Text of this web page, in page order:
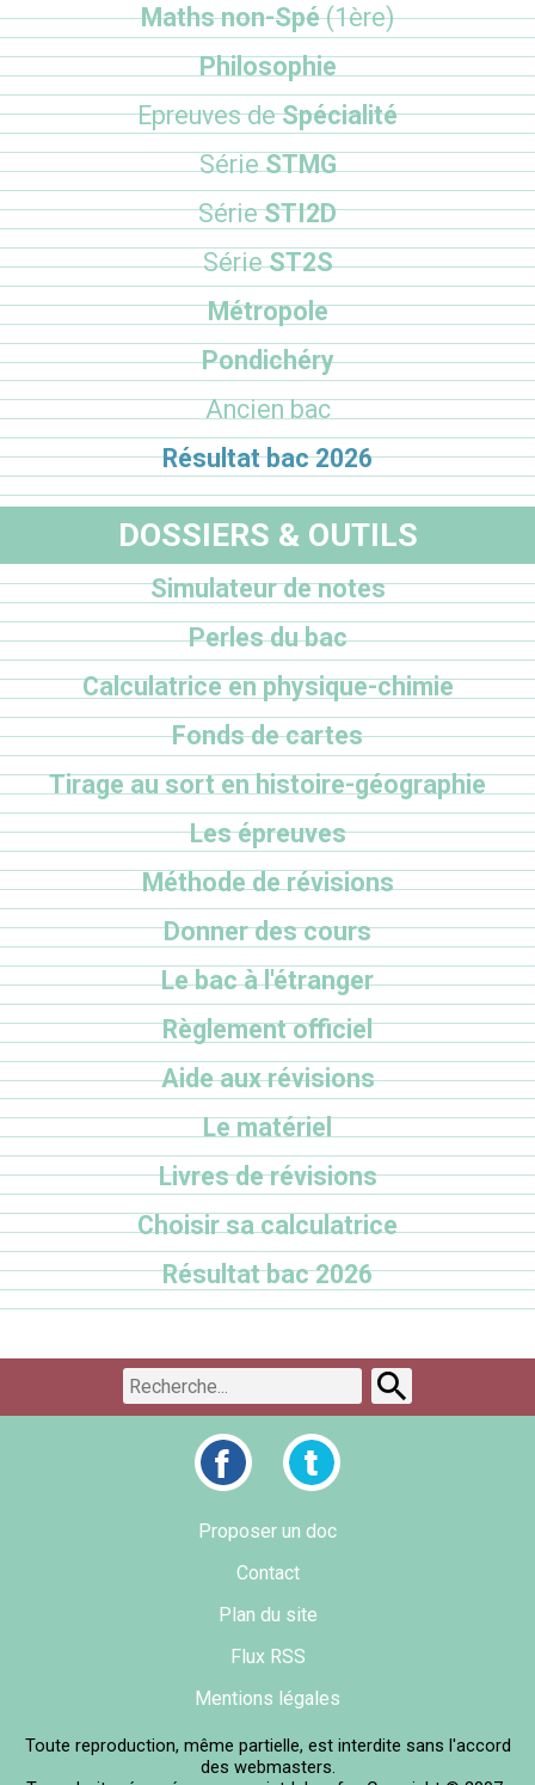
Maths non-Spé(1ère)
Philosophie
Epreuves deSpécialité
SérieSTMG
SérieSTI2D
SérieST2S
Métropole
Pondichéry
Ancien bac
Résultat bac 2026
DOSSIERS & OUTILS
Simulateur de notes
Perles du bac
Calculatrice en physique-chimie
Fonds de cartes
Tirage au sort en histoire-géographie
Les épreuves
Méthode de révisions
Donner des cours
Le bac à l'étranger
Règlement officiel
Aide aux révisions
Le matériel
Livres de révisions
Choisir sa calculatrice
Résultat bac 2026
Proposer un doc
Contact
Plan du site
Flux RSS
Mentions légales
Toute reproduction, même partielle, est interdite sans l'accord
des webmasters.